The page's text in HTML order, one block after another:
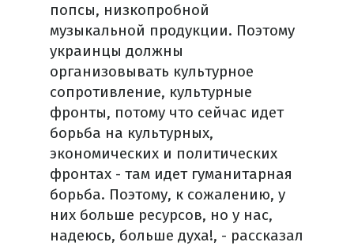
попсы, низкопробной
музыкальной продукции. Поэтому
украинцы должны
организовывать культурное
сопротивление, культурные
фронты, потому что сейчас идет
борьба на культурных,
экономических и политических
фронтах - там идет гуманитарная
борьба. Поэтому, к сожалению, у
них больше ресурсов, но у нас,
надеюсь, больше духа!, - рассказал